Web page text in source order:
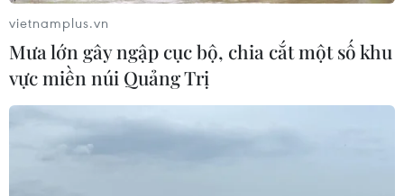
TIN CÙNG CHUYÊN MỤC
Australia điều tra vụ hai máy bay suýt
va chạm tại sân bay Sydney
vietnamplus.vn
Mưa lớn gây ngập cục bộ, chia cắt một số khu
vực miền núi Quảng Trị